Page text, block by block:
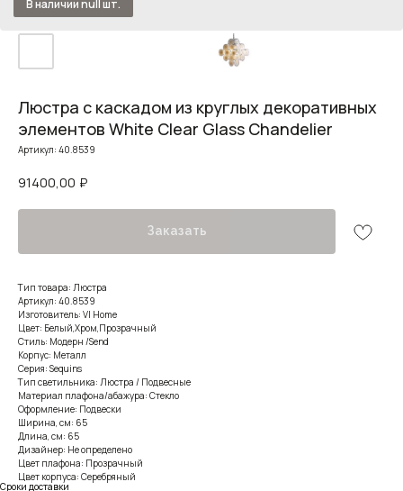
Люстра с каскадом из круглых декоративных
элементов White Clear Glass Chandelier
Артикул: 40.8539
91400,00 ₽
Заказать
Тип товара: Люстра
Артикул: 40.8539
Изготовитель: VI Home
Цвет: Белый,Хром,Прозрачный
Стиль: Модерн /Send
Корпус: Металл
Серия: Sequins
Тип светильника: Люстра / Подвесные
Материал плафона/абажура: Стекло
Оформление: Подвески
Ширина, см: 65
Длина, см: 65
Дизайнер: Не определено
Цвет плафона: Прозрачный
Цвет корпуса: Серебряный
Сроки доставки